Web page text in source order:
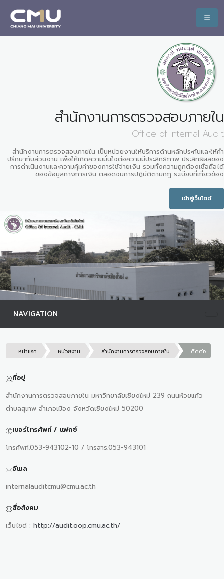
สำนักงานการตรวจสอบภายใน
Office of Internal Audit
สำนักงานการตรวจสอบภายใน เป็นหน่วยงานให้บริการด้านหลักประกันและให้คำ
ปรึกษากับส่วนงาน เพื่อให้เกิดความมั่นใจต่อความมีประสิทธิภาพ ประสิทธิผลของ
การดำเนินงานและความคุ้มค่าของการใช้จ่ายเงิน รวมทั้งความถูกต้องเชื่อถือได้
ของข้อมูลทางการเงิน ตลอดจนการปฏิบัติตามกฎ ระเบียบที่เกี่ยวข้อง
เข้าสู่เว็บไซต์
NAVIGATION
หน้าแรก หน่วยงาน สำนักงานการตรวจสอบภายใน ติดต่อ
ที่อยู่
สำนักงานการตรวจสอบภายใน มหาวิทยาลัยเชียงใหม่ 239 ถนนห้วยแก้ว
ตำบลสุเทพ อำเภอเมือง จังหวัดเชียงใหม่ 50200
เบอร์โทรศัพท์ / แฟกซ์
โทรศัพท์.053-943102-10 / โทรสาร.053-943101
อีเมล
internalauditcmu@cmu.ac.th
สื่อสังคม
เว็บไซต์ : http://audit.oop.cmu.ac.th/